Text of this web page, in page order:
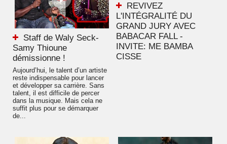
Staff de Waly Seck-
Samy Thioune
démissionne !
Aujourd’hui, le talent d’un artiste
reste indispensable pour lancer
et développer sa carrière. Sans
talent, il est difficile de percer
dans la musique. Mais cela ne
suffit plus pour se démarquer
de...
REVIVEZ
L'INTÉGRALITÉ DU
GRAND JURY AVEC
BABACAR FALL -
INVITE: ME BAMBA
CISSE